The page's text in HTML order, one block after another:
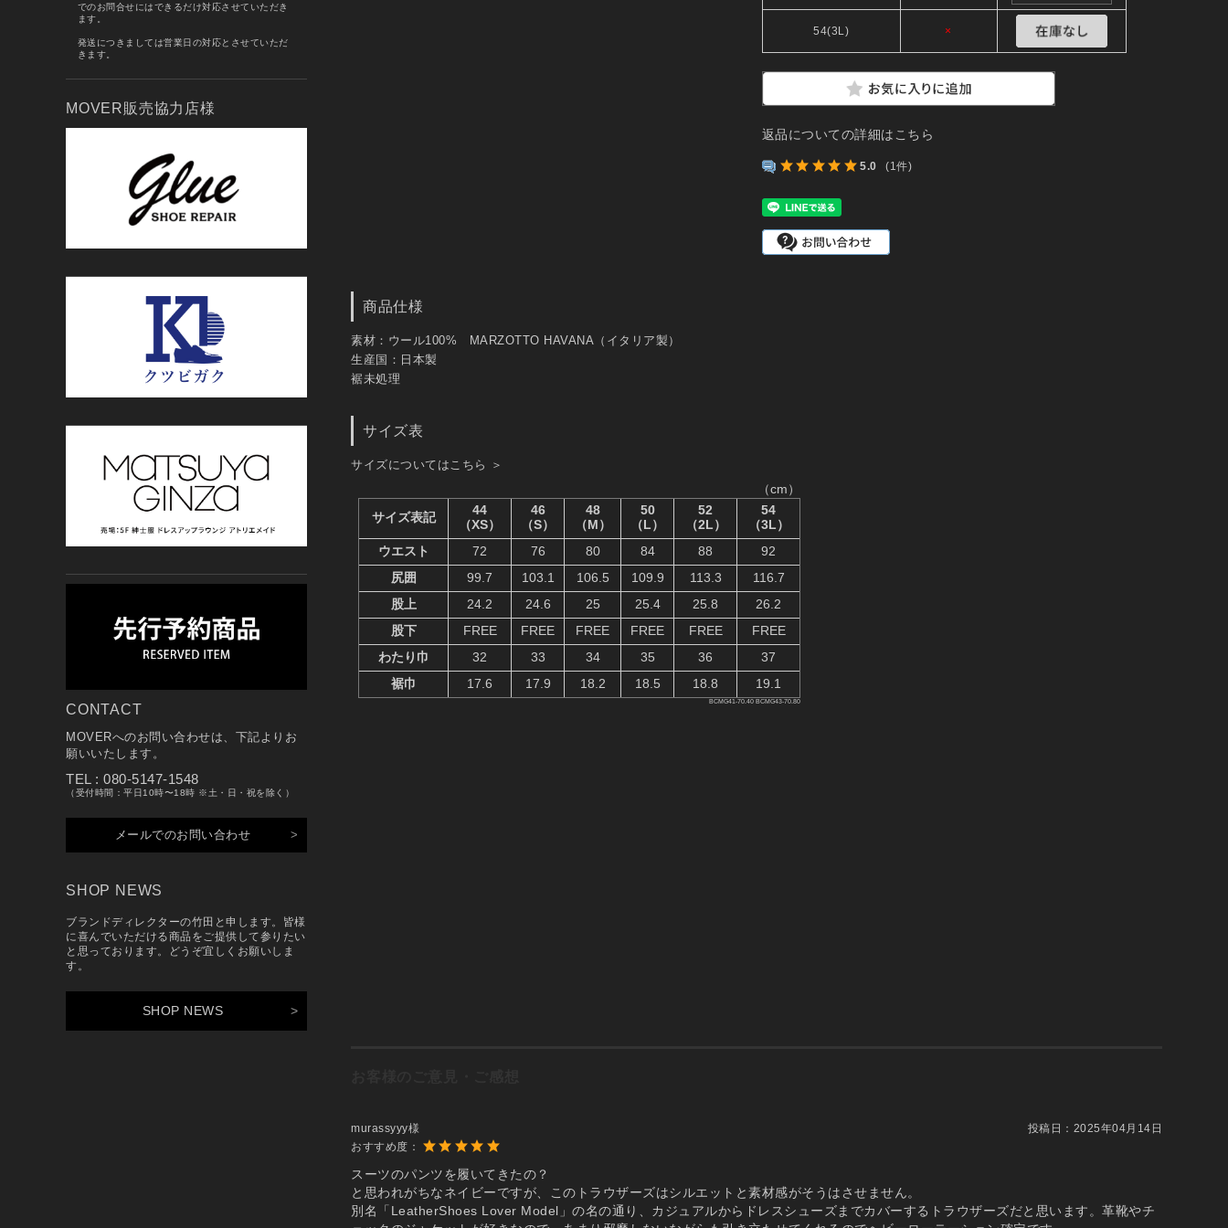
54(3L) ×
返品についての詳細はこちら
5.0 (1件)
商品仕様
素材：ウール100% MARZOTTO HAVANA（イタリア製）
生産国：日本製
裾未処理
サイズ表
サイズについてはこちら ＞
murassyyy様 投稿日： 2025年04月14日
おすすめ度：
スーツのパンツを履いてきたの？
と思われがちなネイビーですが、このトラウザーズはシルエットと素材感がそうはさせません。
別名「LeatherShoes Lover Model」の名の通り、カジュアルからドレスシューズまでカバーするトラウザーズだと思います。革靴やチ
でのお問合せにはできるだけ対応させていただき
ます。
発送につきましては営業日の対応とさせていただ
きます。
MOVER販売協力店様
CONTACT
MOVERへのお問い合わせは、下記よりお
願いいたします。
TEL : 080-5147-1548
（受付時間：平日10時〜18時 ※土・日・祝を除く）
メールでのお問い合わせ
SHOP NEWS
ブランドディレクターの竹田と申します。皆様
に喜んでいただける商品をご提供して参りたい
と思っております。どうぞ宜しくお願いしま
す。
SHOP NEWS